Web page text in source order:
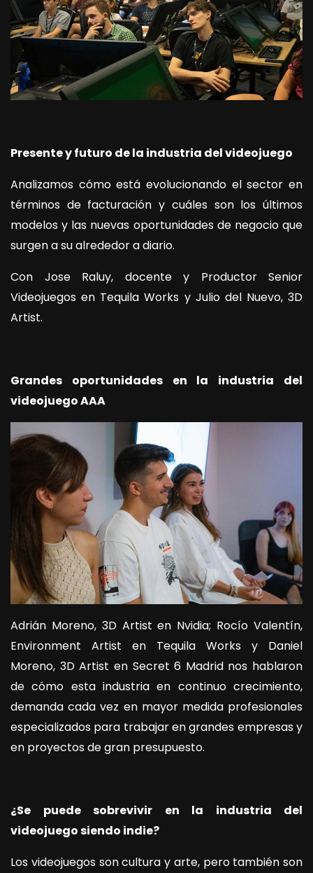
Presente y futuro de la industria del videojuego
Analizamos cómo está evolucionando el sector en
términos de facturación y cuáles son los últimos
modelos y las nuevas oportunidades de negocio que
surgen a su alrededor a diario.
Con Jose Raluy, docente y Productor Senior
Videojuegos en Tequila Works y Julio del Nuevo, 3D
Artist.
Grandes oportunidades en la industria del
videojuego AAA
Adrián Moreno, 3D Artist en Nvidia; Rocío Valentín,
Environment Artist en Tequila Works y Daniel
Moreno, 3D Artist en Secret 6 Madrid nos hablaron
de cómo esta industria en continuo crecimiento,
demanda cada vez en mayor medida profesionales
especializados para trabajar en grandes empresas y
en proyectos de gran presupuesto.
¿Se puede sobrevivir en la industria del
videojuego siendo indie?
Los videojuegos son cultura y arte, pero también son